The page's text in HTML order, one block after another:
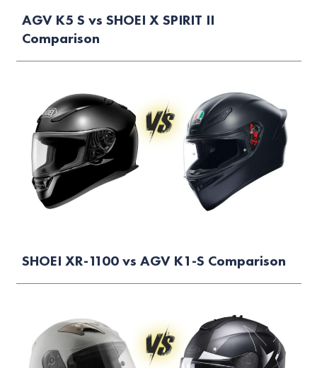
AGV K5 S vs SHOEI X SPIRIT II
Comparison
SHOEI XR-1100 vs AGV K1-S Comparison